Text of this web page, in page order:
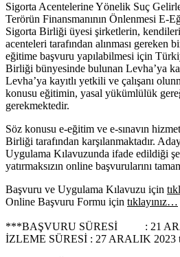
Sigorta Acentelerine Yönelik Suç
Terörün Finansmanının Önlenmesi E-
Sigorta Birliği üyesi şirketlerin,
acenteleri tarafından alınması gereken
eğitime başvuru yapılabilmesi için
Birliği bünyesinde bulunan Levha’ya
Levha’ya kayıtlı yetkili ve çalışanı
konusu eğitimin, yasal yükümlülük
gerekmektedir.
Söz konusu e-eğitim ve e-sınavın
Birliği tarafından karşılanmaktadır.
Uygulama Kılavuzunda ifade edildiği
yatırmaksızın online başvurularını
Başvuru ve Uygulama Kılavuzu için
Online Başvuru Formu için tıklayınız…
***BAŞVURU SÜRESİ : 21
İZLEME SÜRESİ : 27 ARALIK 2023